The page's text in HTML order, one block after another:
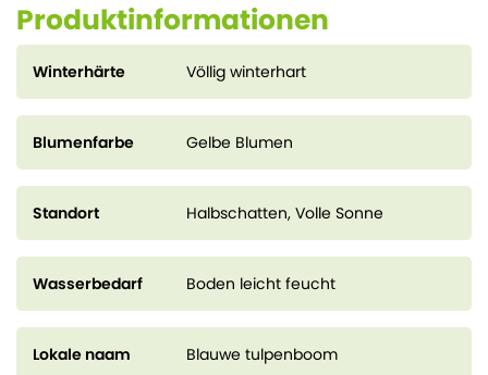
Laub bilden. Der Gurkenbaum gedeiht am besten an einem
sonnigen bis halbschattigen Standort in gut durchlässigem,
fruchtbarem Boden und ist pflegeleicht und winterhart.
Magnolia acuminata 'Blue Opal' ist dank ihrer anmutigen
Blätter und ungewöhnlichen Blüten ein echter Blickfang in
größeren Gärten oder Parks.
Produktinformationen
Winterhärte Völlig winterhart
Blumenfarbe Gelbe Blumen
Standort Halbschatten, Volle Sonne
Wasserbedarf Boden leicht feucht
Lokale naam Blauwe tulpenboom